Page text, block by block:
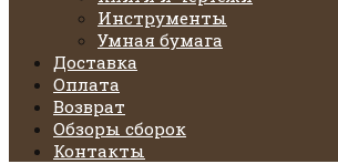
Инструменты
Умная бумага
Доставка
Оплата
Возврат
Обзоры сборок
Контакты